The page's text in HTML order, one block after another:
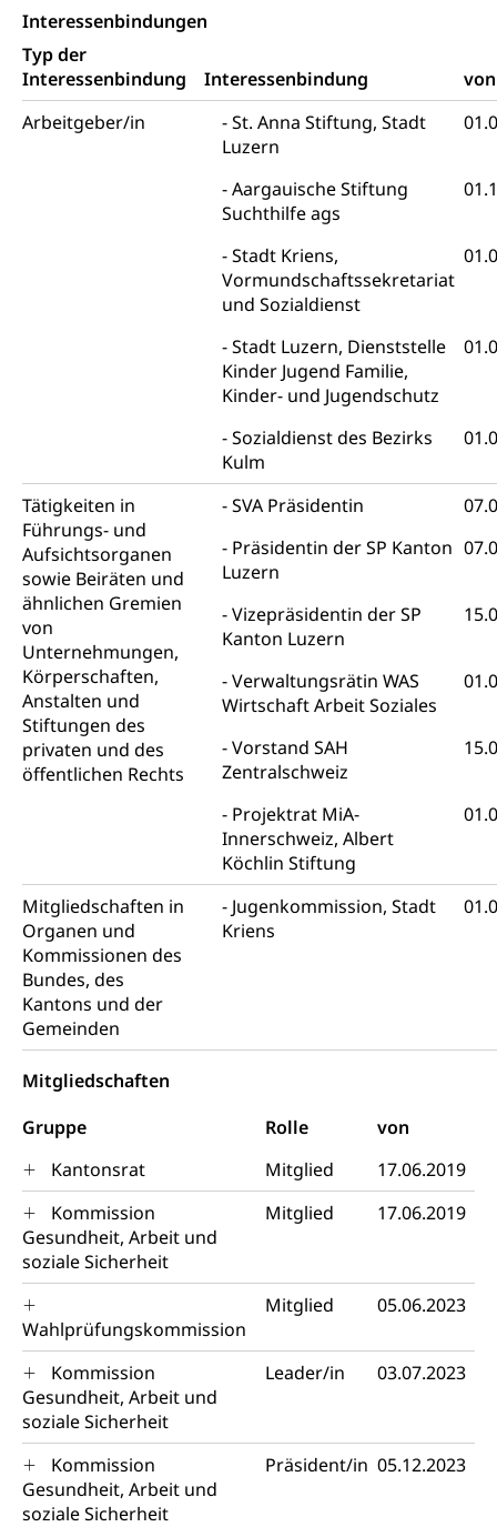
Interessenbindungen
Typ der
Interessenbindung
Interessenbindung
von
Arbeitgeber/in
St. Anna Stiftung, Stadt
Luzern
Aargauische Stiftung
Suchthilfe ags
Stadt Kriens,
Vormundschaftssekretariat
und Sozialdienst
Stadt Luzern, Dienststelle
Kinder Jugend Familie,
Kinder- und Jugendschutz
Sozialdienst des Bezirks
Kulm
Tätigkeiten in
Führungs- und
Aufsichtsorganen
sowie Beiräten und
ähnlichen Gremien
von
Unternehmungen,
Körperschaften,
Anstalten und
Stiftungen des
privaten und des
öffentlichen Rechts
SVA Präsidentin
Präsidentin der SP Kanton
Luzern
Vizepräsidentin der SP
Kanton Luzern
Verwaltungsrätin WAS
Wirtschaft Arbeit Soziales
Vorstand SAH
Zentralschweiz
Projektrat MiA-
Innerschweiz, Albert
Köchlin Stiftung
Mitgliedschaften in
Organen und
Kommissionen des
Bundes, des
Kantons und der
Gemeinden
Jugenkommission, Stadt
Kriens
Mitgliedschaften
Gruppe
Rolle
von
Kantonsrat
Mitglied
17.06.2019
Kommission
Gesundheit, Arbeit und
soziale Sicherheit
Mitglied 17.06.2019
Wahlprüfungskommission
Mitglied 05.06.2023
Kommission
Gesundheit, Arbeit und
soziale Sicherheit
Leader/in 03.07.2023
Kommission
Gesundheit, Arbeit und
soziale Sicherheit
Präsident/in 05.12.2023
Kapitalsteuer
Ombudsstellen
Vermittler, Vermittlungsstelle, Schlichtungsstelle,
Vermittlung, Schlichtung, Mediation
Umgang mit Beschwerden (Volksschulen)
Beschwerde Strassenverkehrsamt
Schlichtungsstelle SEG
Diskriminierung, Fremdenfeindlichkeit,
Anlaufstelle Schutz vor Diskriminierung
(fabia)
Strafregister und Strafverfahren
Strafrecht, Strafrechtspflege, Gerichtsverfahren,
Strafverfahren Staatsanwaltschaft
Strafregisterauszug bestellen (EJPD)
Vormund, Amtsvormund, Mündel,
Vormundschaftsbehörde, Kindesschutz,
Kindes- und Erwachsenenschutz KESB
Kindes- und Erwachsenenschutzbehörden im
Kanton Luzern
Umwelt und Bauen
Abfall
Abfallentsorgung, Kehrichtabfuhr, Müllabfuhr
Abfall und Entsorgung
Gemeindeverbände für Abfallentsorgung
Boden, Natur und Landschaft
Bodenschutz, Landschaftsschutz, Gewässerschutz,
Naturschutz, Umweltschutz
Natur (Dienststelle Landwirtschaft und
Wald)
Natur- und Lanschaftsschutz (GEO-Portal
rawi)
Boden
Giftabfälle, Giftmüll, Schadstoffe, Giftstoffe, Störfall
Sonderabfälle und Gifte (Umweltberatung
Luzern)
Eigentum
Liegenschaft, Immobilie, Grundstück
Energie
Strom, Energieversorgung, Stromversorgung,
Energieverbrauch, Stromverbrauch, Energiequelle,
Windenergie, Wasserkraft, Sonnenenergie, fossile
Energie, erneuerbare Energie, Biomasse
Energiefachstellenkonferenz Zentralschweiz
Grundbuch
Grundbucheintrag, Grundbuchamt,
Grundeigentum, Grundstück
Grundbuch
Grundbuchplan mit Eigentümerabfrage
(Geoportal)
Luft und Klima
Luftreinhaltung, Luftverschmutzung, Klimaschutz,
Klimaveränderung, Treibhauseffekt
Atmosphäre, Luft, Klima (Geoportal)
Raumplanung
Raumplan, Nutzungsplan
Richtplanung Kanton Luzern (ARE)
Raum und Wirtschaft rawi